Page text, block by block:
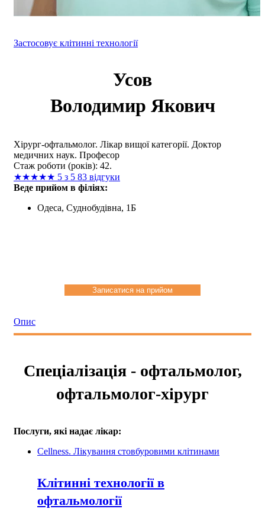
Застосовує клітинні технології
Усов
Володимир Якович
Хірург-офтальмолог. Лікар вищої категорії. Доктор
медичних наук. Професор
Стаж роботи (років): 42.
★★★★★ 5 з 5 83 відгуки
Веде прийом в філіях:
Одеса, Суднобудівна, 1Б
Записатися на прийом
Опис
Спеціалізація - офтальмолог,
офтальмолог-хірург
Послуги, які надає лікар:
Cellness. Лікування стовбуровими клітинами
Клітинні технології в
офтальмології